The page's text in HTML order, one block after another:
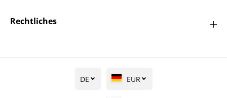
Rechtliches
DE EUR